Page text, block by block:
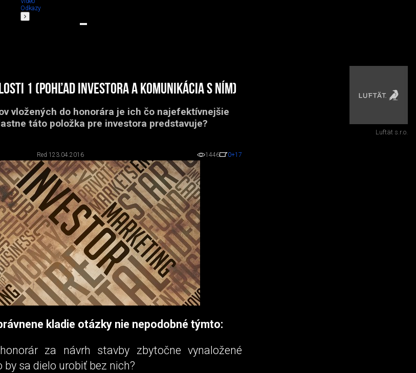
Odkazy
1 (Pohľad investora a komunikácia s ním)
vložených do honorára je ich čo najefektívnejšie
táto položka pre investora predstavuje?
Red 1 23.04.2016 1446 0+17
kladie otázky nie nepodobné týmto:
za návrh stavby zbytočne vynaložené
by sa dielo urobiť bez nich?
Luftät s.r.o.